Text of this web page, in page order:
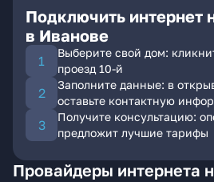
Подключить интернет
в Иванове
Выберите свой дом:
проезд 10-й
Заполните данные: в
оставьте контактную
Получите консультацию:
предложит лучшие тарифы
Провайдеры интернета